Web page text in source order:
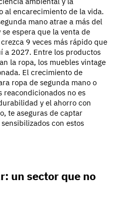
al encarecimiento de la vida.
mano atrae a más del
espera que la venta de
9 veces más rápido que
a 2027. Entre los productos
la ropa, los muebles vintage
El crecimiento de
ropa de segunda mano o
reacondicionados no es
y el ahorro con
te aseguras de captar
con estos
un sector que no